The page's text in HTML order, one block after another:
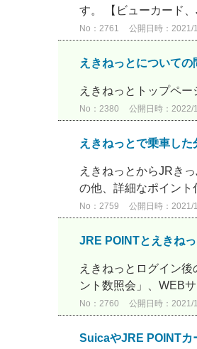
す。 【ビューカード
No：2761 公開日時：2021/
えきねっとについて
えきねっとトップペ
No：2380 公開日時：2022/
えきねっとで乗車し
えきねっとからJRき
の他、詳細なポイント
No：2759 公開日時：2021/
JRE POINTとえきね
えきねっとログイン
ント数照会」、WEB
No：2760 公開日時：2021/
SuicaやJRE POINTカ